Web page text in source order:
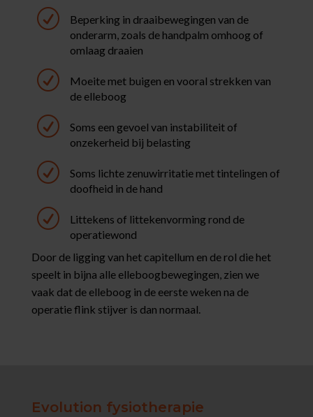
R
Beperking in draaibewegingen van de
onderarm, zoals de handpalm omhoog of
omlaag draaien
R
Moeite met buigen en vooral strekken van
de elleboog
R
Soms een gevoel van instabiliteit of
onzekerheid bij belasting
R
Soms lichte zenuwirritatie met tintelingen of
doofheid in de hand
R
Littekens of littekenvorming rond de
operatiewond
Door de ligging van het capitellum en de rol die het
speelt in bijna alle elleboogbewegingen, zien we
vaak dat de elleboog in de eerste weken na de
operatie flink stijver is dan normaal.
Evolution fysiotherapie